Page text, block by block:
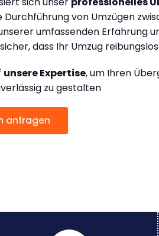
Durchführung von Umzügen
umfassenden Erfahrung
dass Ihr Umzug
unsere Expertise, um Ihren
zu gestalten
anfragen